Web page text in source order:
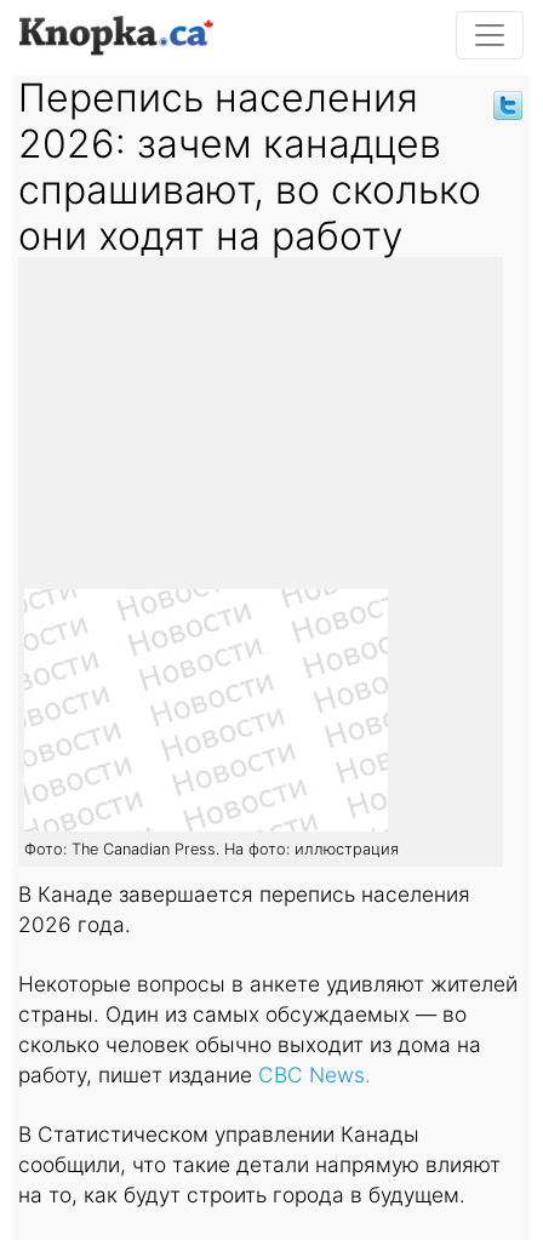
Перепись населения
2026: зачем канадцев
спрашивают, во сколько
они ходят на работу
Фото: The Canadian Press. На фото: иллюстрация
В Канаде завершается перепись населения
2026 года.
Некоторые вопросы в анкете удивляют жителей
страны. Один из самых обсуждаемых — во
сколько человек обычно выходит из дома на
работу, пишет издание CBC News.
В Статистическом управлении Канады
сообщили, что такие детали напрямую влияют
на то, как будут строить города в будущем.